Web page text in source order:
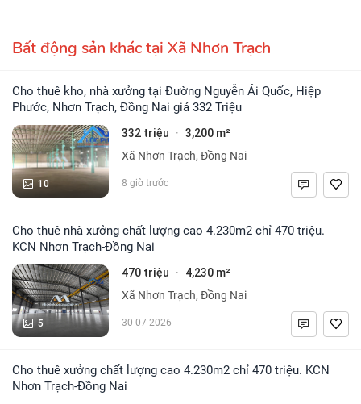
Bất động sản khác tại Xã Nhơn Trạch
Cho thuê kho, nhà xưởng tại Đường Nguyễn Ái Quốc, Hiệp
Phước, Nhơn Trạch, Đồng Nai giá 332 Triệu
10
332 triệu · 3,200 m²
Xã Nhơn Trạch, Đồng Nai
8 giờ trước
Cho thuê nhà xưởng chất lượng cao 4.230m2 chỉ 470 triệu.
KCN Nhơn Trạch-Đồng Nai
5
470 triệu · 4,230 m²
Xã Nhơn Trạch, Đồng Nai
30-07-2026
Cho thuê xưởng chất lượng cao 4.230m2 chỉ 470 triệu. KCN
Nhơn Trạch-Đồng Nai